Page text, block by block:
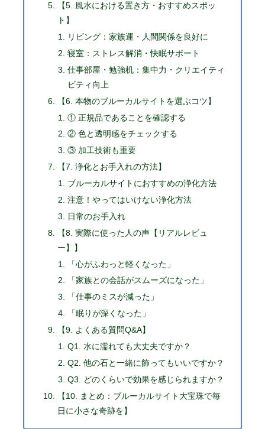
【5. 風水における置き方・おすすめスポッ
ト】
リビング：家族運・人間関係を良好に
寝室：ストレス解消・快眠サポート
仕事部屋・勉強机：集中力・クリエイティ
ビティ向上
【6. 本物のブルーカルサイトを選ぶコツ】
① 正規品であることを確認する
② 色と透明感をチェックする
③ 加工技術も重要
【7. 浄化とお手入れの方法】
ブルーカルサイトにおすすめの浄化方法
注意！やってはいけない浄化方法
日常のお手入れ
【8. 実際に使った人の声【リアルレビュ
ー】】
「心がふわっと軽くなった」
「家族との会話がスムーズになった」
「仕事のミスが減った」
「眠りが深くなった」
【9. よくある質問Q&A】
Q1. 水に濡れても大丈夫ですか？
Q2. 他の石と一緒に飾ってもいいですか？
Q3. どのくらいで効果を感じられますか？
【10. まとめ：ブルーカルサイト大宝珠で毎
日に小さな奇跡を】